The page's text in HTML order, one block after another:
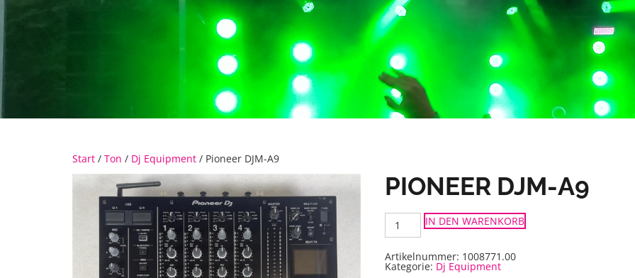
Start / Ton / Dj Equipment / Pioneer DJM-A9
PIONEER DJM-A9
Pioneer
DJM-
A9
IN DEN WARENKORB
Artikelnummer: 1008771.00
Kategorie: Dj Equipment